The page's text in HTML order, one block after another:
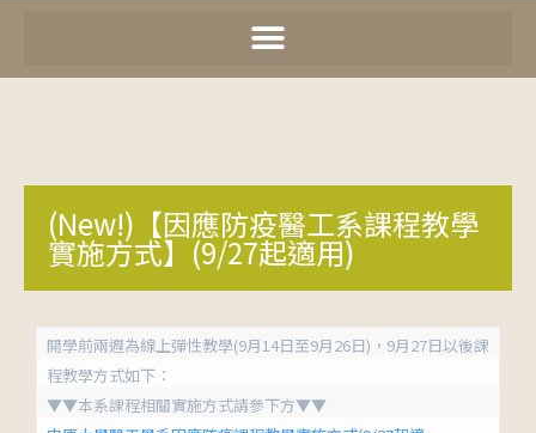
(New!)【因應防疫醫工系課程教學
實施方式】(9/27起適用)
開學前兩週為線上彈性教學(9月14日至9月26日)，9月27日以後課
程教學方式如下：
▼▼本系課程相關實施方式請參下方▼▼